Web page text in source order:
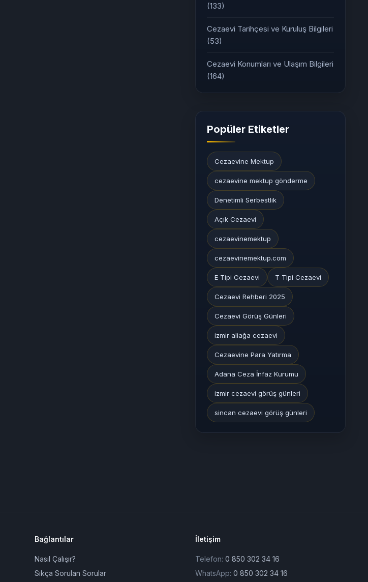
(133)
Cezaevi Tarihçesi ve Kuruluş Bilgileri
(53)
Cezaevi Konumları ve Ulaşım Bilgileri
(164)
Popüler Etiketler
Cezaevine Mektup
cezaevine mektup gönderme
Denetimli Serbestlik
Açık Cezaevi
cezaevinemektup
cezaevinemektup.com
E Tipi Cezaevi T Tipi Cezaevi
Cezaevi Rehberi 2025
Cezaevi Görüş Günleri
izmir aliağa cezaevi
Cezaevine Para Yatırma
Adana Ceza İnfaz Kurumu
izmir cezaevi görüş günleri
sincan cezaevi görüş günleri
Bağlantılar
Nasıl Çalışır?
Sıkça Sorulan Sorular
İletişim
Telefon: 0 850 302 34 16
WhatsApp: 0 850 302 34 16